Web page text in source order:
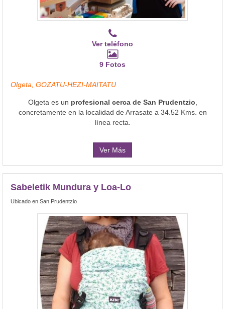
Ver teléfono
9 Fotos
Olgeta, GOZATU-HEZI-MAITATU
Olgeta es un profesional cerca de San Prudentzio
concretamente en la localidad de Arrasate a 34.52 Kms. en
línea recta.
Ver Más
Sabeletik Mundura y Loa-Lo
Ubicado en San Prudentzio